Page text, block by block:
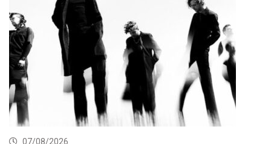
07/08/2026